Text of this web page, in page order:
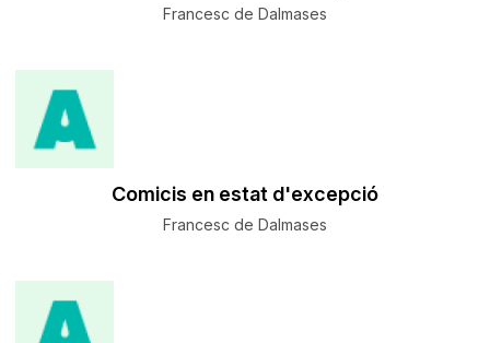
Francesc de Dalmases
Comicis en estat d'excepció
Francesc de Dalmases